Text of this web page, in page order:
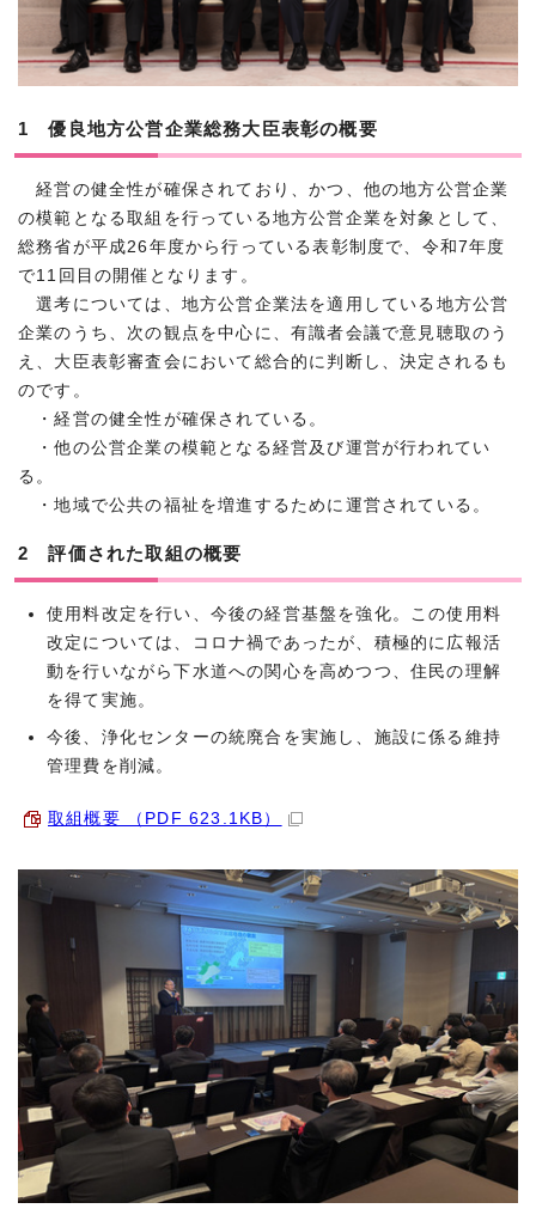
1 優良地方公営企業総務大臣表彰の概要
経営の健全性が確保されており、かつ、他の地方公営企業
の模範となる取組を行っている地方公営企業を対象として、
総務省が平成26年度から行っている表彰制度で、令和7年度
で11回目の開催となります。
選考については、地方公営企業法を適用している地方公営
企業のうち、次の観点を中心に、有識者会議で意見聴取のう
え、大臣表彰審査会において総合的に判断し、決定されるも
のです。
・経営の健全性が確保されている。
・他の公営企業の模範となる経営及び運営が行われてい
る。
・地域で公共の福祉を増進するために運営されている。
2 評価された取組の概要
使用料改定を行い、今後の経営基盤を強化。この使用料
改定については、コロナ禍であったが、積極的に広報活
動を行いながら下水道への関心を高めつつ、住民の理解
を得て実施。
今後、浄化センターの統廃合を実施し、施設に係る維持
管理費を削減。
取組概要 （PDF 623.1KB）